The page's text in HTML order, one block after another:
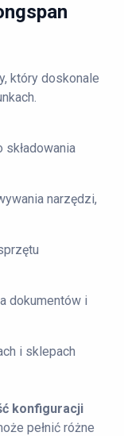
który doskonale
składowania
narzędzi,
dokumentów i
i sklepach
konfiguracji
pełnić różne